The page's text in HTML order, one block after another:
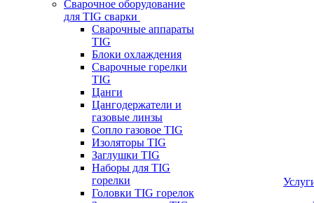
Сварочное оборудование
для TIG сварки
Сварочные аппараты
TIG
Блоки охлаждения
Сварочные горелки
TIG
Цанги
Цангодержатели и
газовые линзы
Сопло газовое TIG
Изоляторы TIG
Заглушки TIG
Наборы для TIG
горелки
Головки TIG горелок